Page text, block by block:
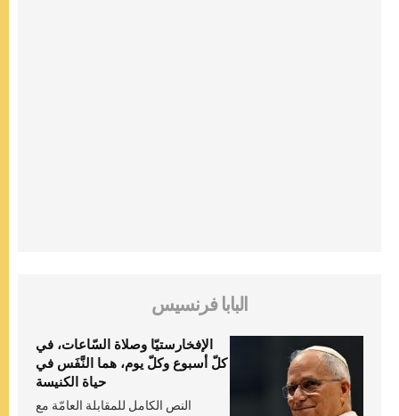
البابا فرنسيس
الإفخارستيّا وصلاة السّاعات، في
كلّ أسبوع وكلّ يوم، هما النَّفَس في
حياة الكنيسة
النص الكامل للمقابلة العامّة مع